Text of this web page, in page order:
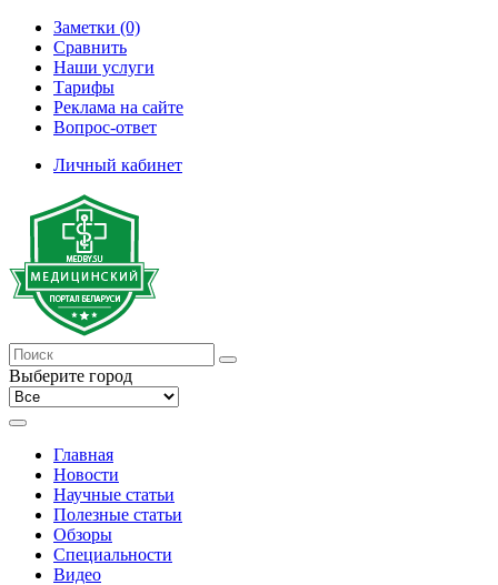
Заметки (0)
Сравнить
Наши услуги
Тарифы
Реклама на сайте
Вопрос-ответ
Личный кабинет
Выберите город
Главная
Новости
Научные статьи
Полезные статьи
Обзоры
Специальности
Видео